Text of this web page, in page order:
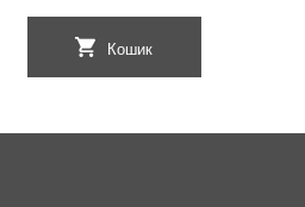
Кошик